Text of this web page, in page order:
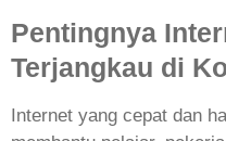
Pentingnya
Terjangkau di
Internet yang cepat dan